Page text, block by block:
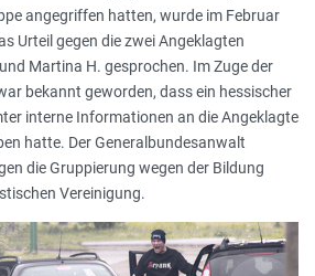
angegriffen hatten, wurde im Februar
Urteil gegen die zwei Angeklagten
Martina H. gesprochen. Im Zuge der
bekannt geworden, dass ein hessischer
interne Informationen an die Angeklagte
hatte. Der Generalbundesanwalt
die Gruppierung wegen der Bildung
Vereinigung.